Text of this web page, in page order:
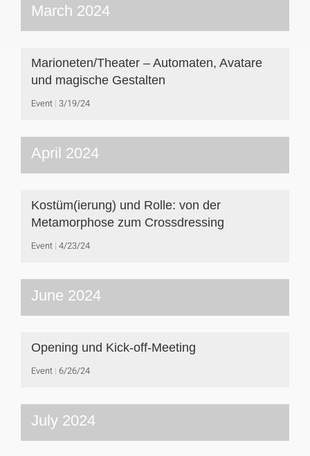
March 2024
Marioneten/Theater – Automaten, Avatare
und magische Gestalten
Event 3/19/24
April 2024
Kostüm(ierung) und Rolle: von der
Metamorphose zum Crossdressing
Event 4/23/24
June 2024
Opening und Kick-off-Meeting
Event 6/26/24
July 2024